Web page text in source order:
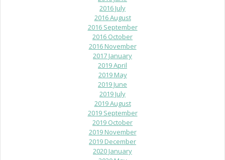
2016 July
2016 August
2016 September
2016 October
2016 November
2017 January
2019 April
2019 May
2019 June
2019 July
2019 August
2019 September
2019 October
2019 November
2019 December
2020 January